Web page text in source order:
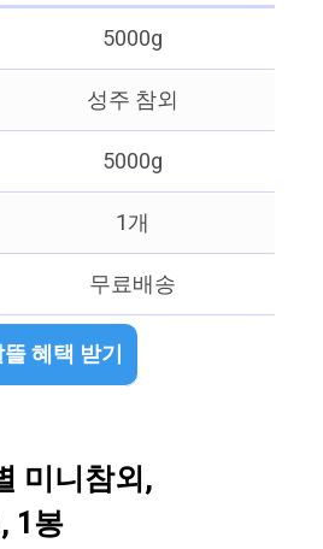
5000g
성주 참외
5000g
1개
무료배송
혜택 받기
미니참외,
1봉